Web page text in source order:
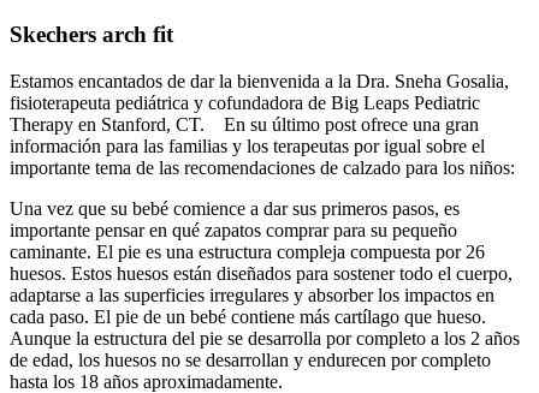
Skechers arch fit
Estamos encantados de dar la bienvenida a la Dra. Sneha Gosalia,
fisioterapeuta pediátrica y cofundadora de Big Leaps Pediatric
Therapy en Stanford, CT. En su último post ofrece una gran
información para las familias y los terapeutas por igual sobre el
importante tema de las recomendaciones de calzado para los niños:
Una vez que su bebé comience a dar sus primeros pasos, es
importante pensar en qué zapatos comprar para su pequeño
caminante. El pie es una estructura compleja compuesta por 26
huesos. Estos huesos están diseñados para sostener todo el cuerpo,
adaptarse a las superficies irregulares y absorber los impactos en
cada paso. El pie de un bebé contiene más cartílago que hueso.
Aunque la estructura del pie se desarrolla por completo a los 2 años
de edad, los huesos no se desarrollan y endurecen por completo
hasta los 18 años aproximadamente.